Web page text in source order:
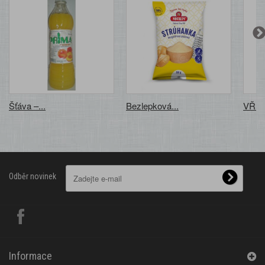
Šťáva –... Bezlepková...
Odběr novinek
Informace